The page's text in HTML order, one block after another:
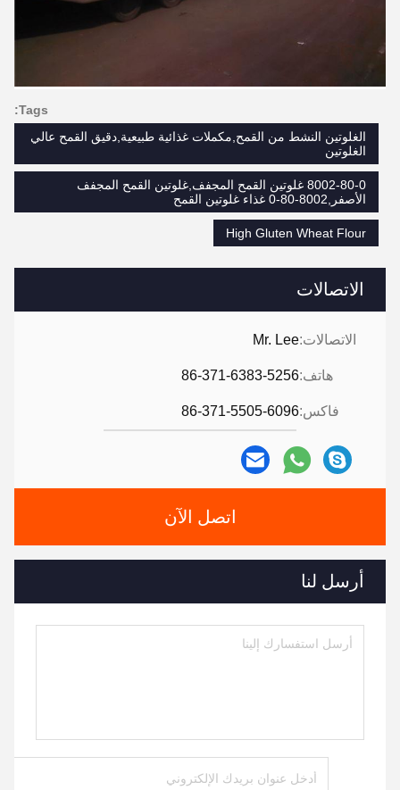
الاتصالات
الاتصالات:Mr. Lee
هاتف:86-371-6383-5256
فاكس:86-371-5505-6096
اتصل الآن
أرسل لنا
Tags:
الغلوتين النشط من القمح,مكملات غذائية طبيعية,دقيق القمح عالي
الغلوتين
8002-80-0 غلوتين القمح المجفف,غلوتين القمح المجفف
الأصفر,8002-80-0 غذاء غلوتين القمح
High Gluten Wheat Flour